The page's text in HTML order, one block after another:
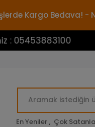
Kargo
Toptan
En Yeniler , Çok